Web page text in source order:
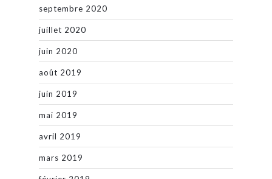
septembre 2020
juillet 2020
juin 2020
août 2019
juin 2019
mai 2019
avril 2019
mars 2019